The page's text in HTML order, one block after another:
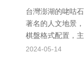
台灣澎湖的咾咕
著名的人文地景
棋盤格式配置，
而成，形構出具
2024-05-14